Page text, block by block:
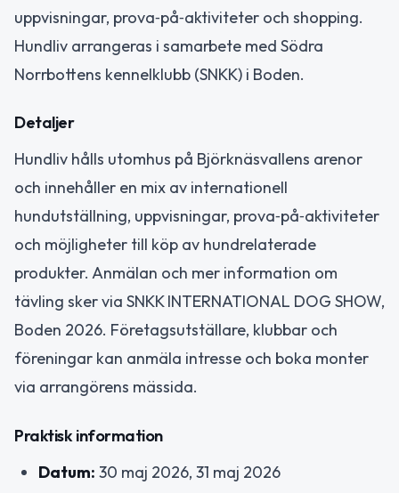
uppvisningar, prova‑på‑aktiviteter och shopping.
Hundliv arrangeras i samarbete med Södra
Norrbottens kennelklubb (SNKK) i Boden.
Detaljer
Hundliv hålls utomhus på Björknäsvallens arenor
och innehåller en mix av internationell
hundutställning, uppvisningar, prova‑på‑aktiviteter
och möjligheter till köp av hundrelaterade
produkter. Anmälan och mer information om
tävling sker via SNKK INTERNATIONAL DOG SHOW,
Boden 2026. Företagsutställare, klubbar och
föreningar kan anmäla intresse och boka monter
via arrangörens mässida.
Praktisk information
Datum: 30 maj 2026, 31 maj 2026